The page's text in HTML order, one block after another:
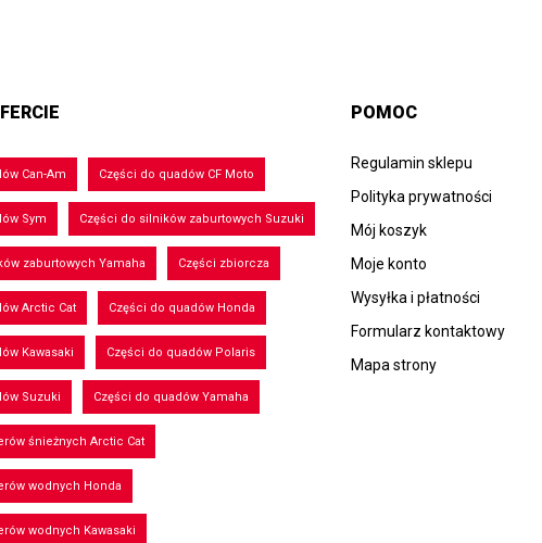
Can-Am Części do quadów CF Moto
Sym Części do silników zaburtowych Suzuki
zaburtowych Yamaha Części zbiorcza
Arctic Cat Części do quadów Honda
Kawasaki Części do quadów Polaris
Suzuki Części do quadów Yamaha
śnieżnych Arctic Cat
wodnych Honda
wodnych Kawasaki
POMOC
Regulamin sklepu
Polityka prywatności
Mój koszyk
Moje konto
Wysyłka i płatności
Formularz kontaktowy
Mapa strony